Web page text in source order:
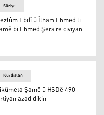
Şamê bi Ehmed Şera re
Sûriye
Ebdî û Îlham Ehmed li
bi Ehmed Şera re civiyan
Kurdistan
Şamê û HSDê 490
azad dikin